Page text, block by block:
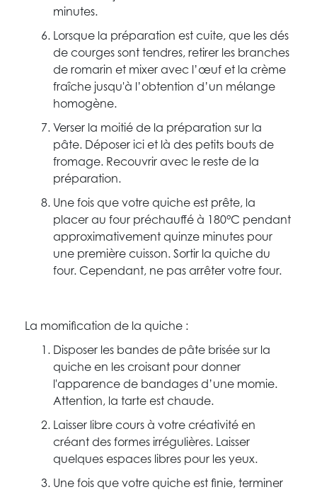
minutes.
Lorsque la préparation est cuite, que les dés
de courges sont tendres, retirer les branches
de romarin et mixer avec l’œuf et la crème
fraîche jusqu'à l’obtention d’un mélange
homogène.
Verser la moitié de la préparation sur la
pâte. Déposer ici et là des petits bouts de
fromage. Recouvrir avec le reste de la
préparation.
Une fois que votre quiche est prête, la
placer au four préchauffé à 180°C pendant
approximativement quinze minutes pour
une première cuisson. Sortir la quiche du
four. Cependant, ne pas arrêter votre four.
La momification de la quiche :
Disposer les bandes de pâte brisée sur la
quiche en les croisant pour donner
l'apparence de bandages d’une momie.
Attention, la tarte est chaude.
Laisser libre cours à votre créativité en
créant des formes irrégulières. Laisser
quelques espaces libres pour les yeux.
Une fois que votre quiche est finie, terminer